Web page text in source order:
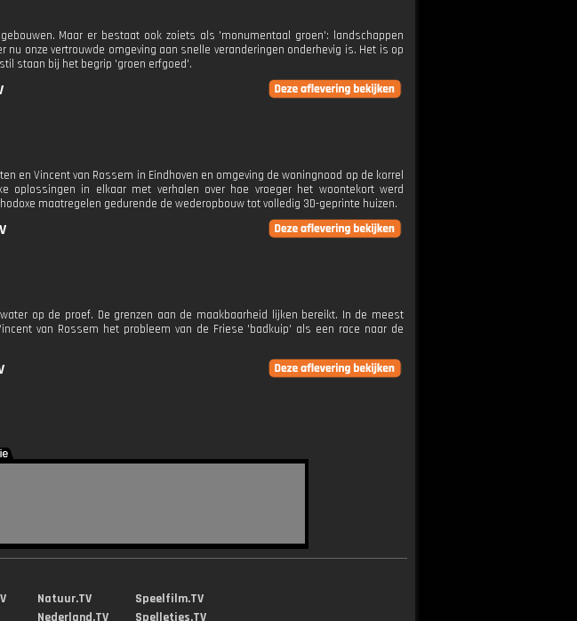
Maar er bestaat ook zoiets als 'monumentaal groen': landschappen
onze vertrouwde omgeving aan snelle veranderingen onderhevig is. Het is op
staan bij het begrip 'groen erfgoed'.
en Vincent van Rossem in Eindhoven en omgeving de woningnood op de korrel
oplossingen in elkaar met verhalen over hoe vroeger het woontekort werd
maatregelen gedurende de wederopbouw tot volledig 3D-geprinte huizen.
op de proef. De grenzen aan de maakbaarheid lijken bereikt. In de meest
van Rossem het probleem van de Friese 'badkuip' als een race naar de
Natuur.TV
Nederland.TV
Speelfilm.TV
Spelletjes.TV